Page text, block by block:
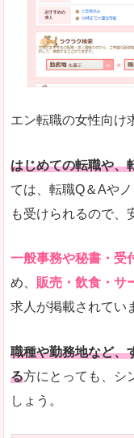
悪いところ
事務
専門
詳しい説明
とに
また
人気度
専門
リク
使いやすさ
検索
エン転職の女性向け
はじめての転職や、
ては、転職Q＆Aや
も受けられるので、
一般事務や秘書・受
め、 販売・飲食・サ
求人が掲載されてい
職種や勤務地など、
る方にとっても、シ
しょう。